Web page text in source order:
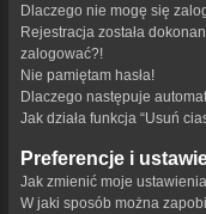
Dlaczego nie mogę się
Rejestracja została
zalogować?!
Nie pamiętam hasła!
Dlaczego następuje
Jak działa funkcja “Usuń
Preferencje i
Jak zmienić moje
W jaki sposób można